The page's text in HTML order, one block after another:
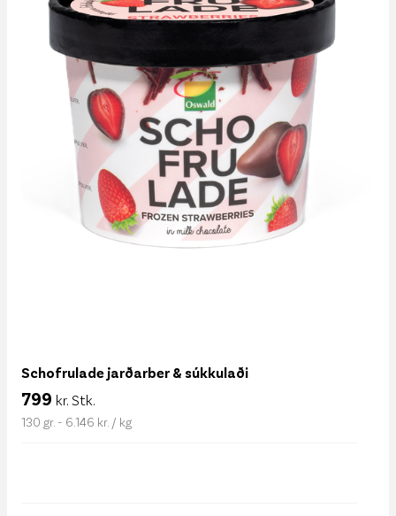
Schofrulade jarðarber & súkkulaði
799 kr. Stk.
130 gr. - 6.146 kr. / kg